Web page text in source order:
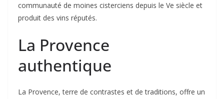
communauté de moines cisterciens depuis le Ve siècle et
produit des vins réputés.
La Provence
authentique
La Provence, terre de contrastes et de traditions, offre un